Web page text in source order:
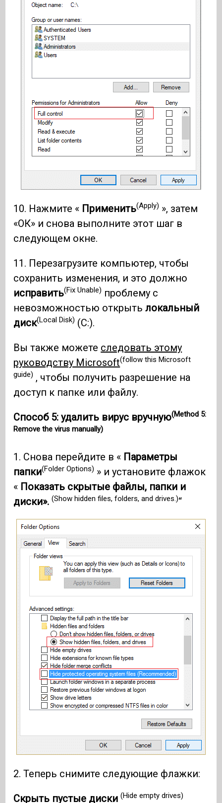
10. Нажмите « Применить(Apply) », затем
«ОК» и снова выполните этот шаг в
следующем окне.
11. Перезагрузите компьютер, чтобы
сохранить изменения, и это должно
исправить(Fix Unable) проблему с
невозможностью открытьлокальный
диск(Local Disk) (C:).
Вы также можете следовать этому
руководству Microsoft(follow this Microsoft
guide) , чтобы получить разрешение на
доступ к папке или файлу.
Способ 5: удалить вирус вручную(Method 5:
Remove the virus manually)
1. Снова перейдите в « Параметры
папки(Folder Options) » и установите флажок
« Показать скрытые файлы, папки и
диски».(Show hidden files, folders, and drives.)“
2. Теперь снимите следующие флажки:
Скрыть пустые диски(Hide empty drives)